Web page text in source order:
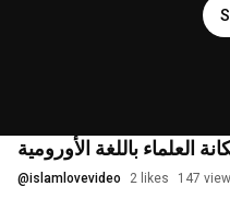
العلماء باللغة الأورومية
@islamlovevideo 2 likes 147